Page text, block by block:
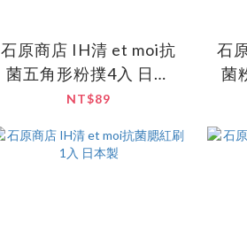
石原商店 IH清 et moi抗
菌五角形粉撲4入 日本
製
NT$89
石
菌